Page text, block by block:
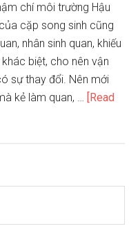
chí môi trường Hậu
cặp song sinh cũng
nhân sinh quan, khiếu
biệt, cho nên vận
sự thay đổi. Nên mới
kẻ làm quan, … [Read